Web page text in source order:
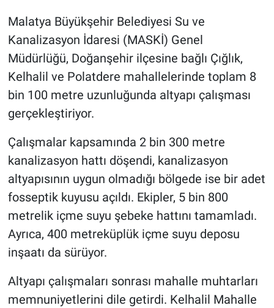
Malatya Büyükşehir Belediyesi Su ve
Kanalizasyon İdaresi (MASKİ) Genel
Müdürlüğü, Doğanşehir ilçesine bağlı Çığlık,
Kelhalil ve Polatdere mahallelerinde toplam 8
bin 100 metre uzunluğunda altyapı çalışması
gerçekleştiriyor.
Çalışmalar kapsamında 2 bin 300 metre
kanalizasyon hattı döşendi, kanalizasyon
altyapısının uygun olmadığı bölgede ise bir adet
fosseptik kuyusu açıldı. Ekipler, 5 bin 800
metrelik içme suyu şebeke hattını tamamladı.
Ayrıca, 400 metreküplük içme suyu deposu
inşaatı da sürüyor.
Altyapı çalışmaları sonrası mahalle muhtarları
memnuniyetlerini dile getirdi. Kelhalil Mahalle